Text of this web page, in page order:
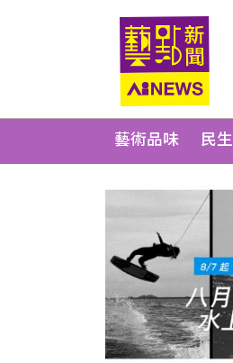
藝術品味 民生